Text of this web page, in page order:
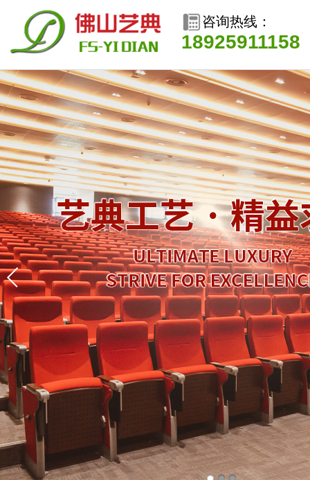
咨询热线：
18925911158